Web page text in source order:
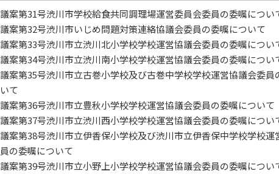
議案第31号渋川市学校給食共同調理場運営委員会委員の委嘱につい
議案第32号渋川市いじめ問題対策連絡協議会委員の委嘱について
議案第33号渋川市立渋川北小学校学校運営協議会委員の委嘱につい
議案第34号渋川市立渋川南小学校学校運営協議会委員の委嘱につい
議案第35号渋川市立古巻小学校及び古巻中学校学校運営協議会委員
いて
議案第36号渋川市立豊秋小学校学校運営協議会委員の委嘱について
議案第37号渋川市立渋川西小学校学校運営協議会委員の委嘱につい
議案第38号渋川市立伊香保小学校及び渋川市立伊香保中学校学校運
員の委嘱について
議案第39号渋川市立小野上小学校学校運営協議会委員の委嘱につい